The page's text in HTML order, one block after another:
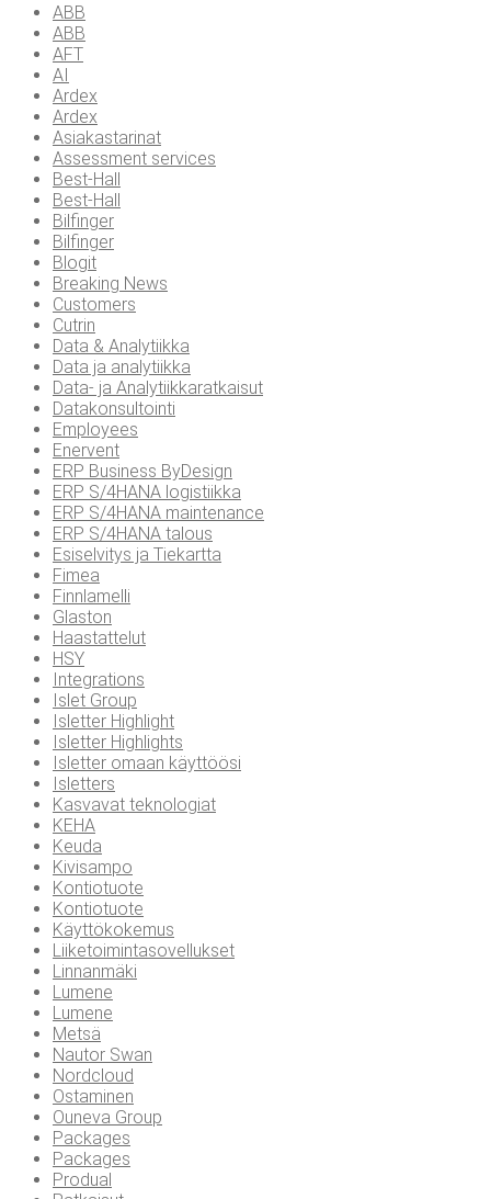
ABB
ABB
AFT
AI
Ardex
Ardex
Asiakastarinat
Assessment services
Best-Hall
Best-Hall
Bilfinger
Bilfinger
Blogit
Breaking News
Customers
Cutrin
Data & Analytiikka
Data ja analytiikka
Data- ja Analytiikkaratkaisut
Datakonsultointi
Employees
Enervent
ERP Business ByDesign
ERP S/4HANA logistiikka
ERP S/4HANA maintenance
ERP S/4HANA talous
Esiselvitys ja Tiekartta
Fimea
Finnlamelli
Glaston
Haastattelut
HSY
Integrations
Islet Group
Isletter Highlight
Isletter Highlights
Isletter omaan käyttöösi
Isletters
Kasvavat teknologiat
KEHA
Keuda
Kivisampo
Kontiotuote
Kontiotuote
Käyttökokemus
Liiketoimintasovellukset
Linnanmäki
Lumene
Lumene
Metsä
Nautor Swan
Nordcloud
Ostaminen
Ouneva Group
Packages
Packages
Produal